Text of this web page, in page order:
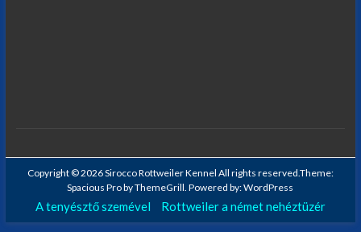
Copyright © 2026Sirocco Rottweiler Kennel All rights reserved.Theme:
Spacious Proby ThemeGrill. Powered by:WordPress
A tenyésztő szemével Rottweiler a német nehéztüzér